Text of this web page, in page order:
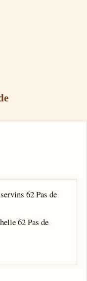
62 Pas de
62 Pas de